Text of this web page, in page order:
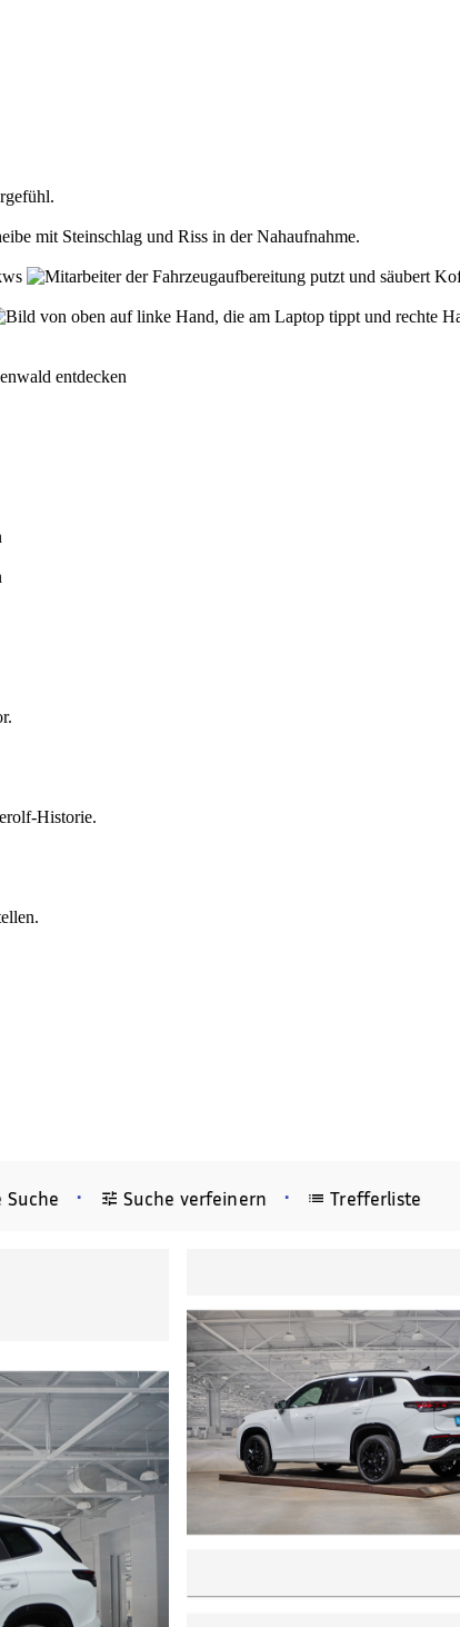
entdecken
Historie.
Suche • Suche verfeinern • Trefferliste